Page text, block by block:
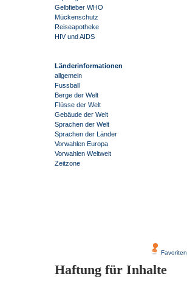
Gelbfieber WHO
Mückenschutz
Reiseapotheke
HIV und AIDS
Länderinformationen
allgemein
Fussball
Berge der Welt
Flüsse der Welt
Gebäude der Welt
Sprachen der Welt
Sprachen der Länder
Vorwahlen Europa
Vorwahlen Weltweit
Zeitzone
Favoriten
Haftung für Inhalte